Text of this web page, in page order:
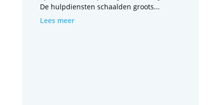
De hulpdiensten schaalden groots...
Lees meer